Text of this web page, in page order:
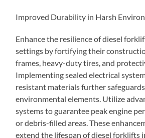
Improved Durability in Harsh
Enhance the resilience of diesel
settings by fortifying their
frames, heavy-duty tires, and
Implementing sealed electrical
resistant materials further
environmental elements. Utilize
systems to guarantee peak engine
or debris-filled areas. These
extend the lifespan of diesel forklifts